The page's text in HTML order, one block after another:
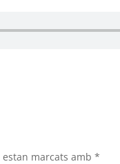
estan marcats amb*